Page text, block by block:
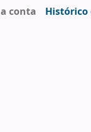
conta Histórico